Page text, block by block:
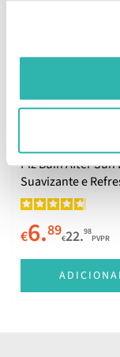
Piz Buin After Sun
Suavizante e
200ml
€6.89€22.98
PVPR